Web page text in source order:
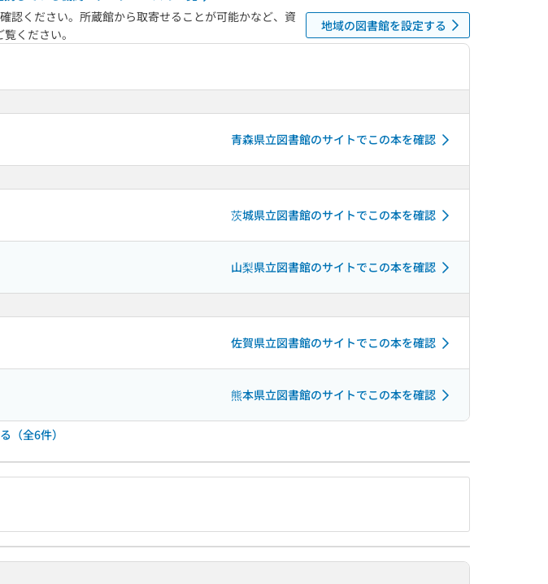
認ください。所蔵館から取寄せることが可能かなど、資
覧ください。
地域の図書館を設定する
青森県立図書館のサイトでこの本を確認
茨城県立図書館のサイトでこの本を確認
山梨県立図書館のサイトでこの本を確認
佐賀県立図書館のサイトでこの本を確認
熊本県立図書館のサイトでこの本を確認
（全6件）